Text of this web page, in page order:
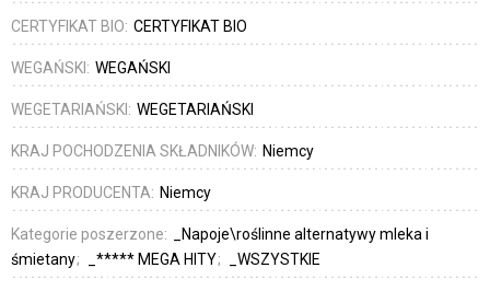
CERTYFIKAT BIO: CERTYFIKAT BIO
WEGAŃSKI: WEGAŃSKI
WEGETARIAŃSKI: WEGETARIAŃSKI
KRAJ POCHODZENIA SKŁADNIKÓW: Niemcy
KRAJ PRODUCENTA: Niemcy
Kategorie poszerzone:
_Napoje\roślinne alternatywy mleka i
śmietany
_***** MEGA HITY _WSZYSTKIE